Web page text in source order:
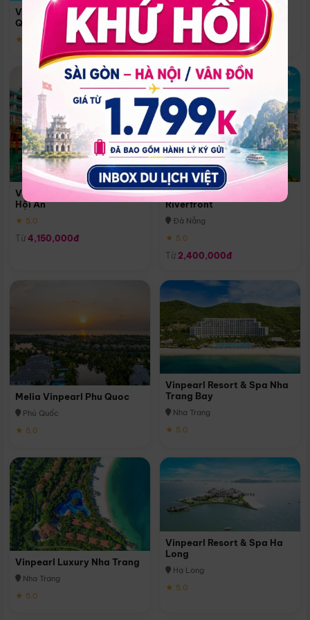
Vinpearl Resort & Spa Phu
Quoc
★ 5.0
Quoc
Phú Quốc
★ 5.0
Vinpearl Resort & Golf Nam
Hội An
★ 5.0
Từ 4,150,000đ
Melia Vinpearl Danang
Riverfront
Đà Nẵng
★ 5.0
Từ 2,400,000đ
Melia Vinpearl Phu Quoc
Phú Quốc
★ 5.0
Vinpearl Resort & Spa Nha
Trang Bay
Nha Trang
★ 5.0
Vinpearl Luxury Nha Trang
Nha Trang
★ 5.0
Vinpearl Resort & Spa Ha
Long
Hạ Long
★ 5.0